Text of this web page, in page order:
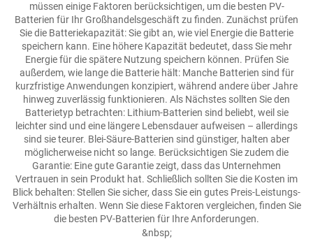
müssen einige Faktoren berücksichtigen, um die besten PV-
Batterien für Ihr Großhandelsgeschäft zu finden. Zunächst prüfen
Sie die Batteriekapazität: Sie gibt an, wie viel Energie die Batterie
speichern kann. Eine höhere Kapazität bedeutet, dass Sie mehr
Energie für die spätere Nutzung speichern können. Prüfen Sie
außerdem, wie lange die Batterie hält: Manche Batterien sind für
kurzfristige Anwendungen konzipiert, während andere über Jahre
hinweg zuverlässig funktionieren. Als Nächstes sollten Sie den
Batterietyp betrachten: Lithium-Batterien sind beliebt, weil sie
leichter sind und eine längere Lebensdauer aufweisen – allerdings
sind sie teurer. Blei-Säure-Batterien sind günstiger, halten aber
möglicherweise nicht so lange. Berücksichtigen Sie zudem die
Garantie: Eine gute Garantie zeigt, dass das Unternehmen
Vertrauen in sein Produkt hat. Schließlich sollten Sie die Kosten im
Blick behalten: Stellen Sie sicher, dass Sie ein gutes Preis-Leistungs-
Verhältnis erhalten. Wenn Sie diese Faktoren vergleichen, finden Sie
die besten PV-Batterien für Ihre Anforderungen.
&nbsp;